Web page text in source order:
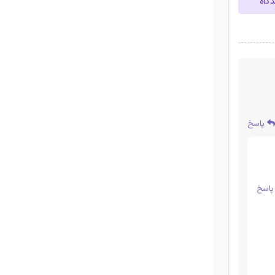
پاسخ
پاسخ